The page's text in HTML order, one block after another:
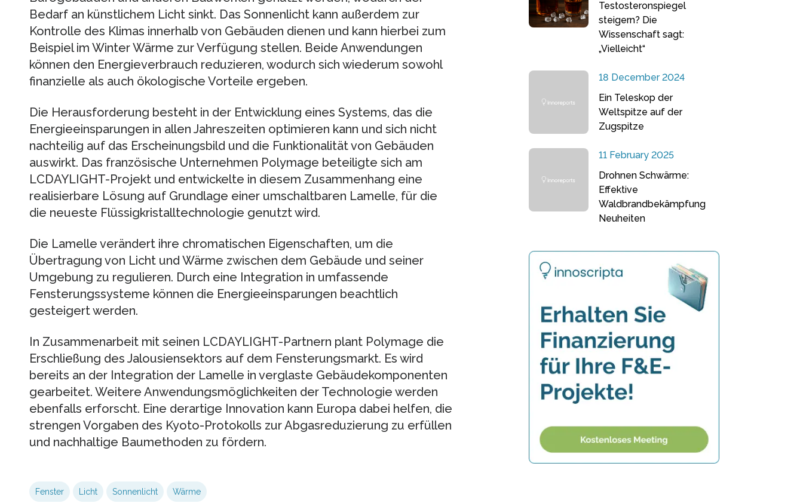
Bedarf an künstlichem Licht sinkt. Das Sonnenlicht kann außerdem zur
Kontrolle des Klimas innerhalb von Gebäuden dienen und kann hierbei zum
Beispiel im Winter Wärme zur Verfügung stellen. Beide Anwendungen
können den Energieverbrauch reduzieren, wodurch sich wiederum sowohl
finanzielle als auch ökologische Vorteile ergeben.
Die Herausforderung besteht in der Entwicklung eines Systems, das die
Energieeinsparungen in allen Jahreszeiten optimieren kann und sich nicht
nachteilig auf das Erscheinungsbild und die Funktionalität von Gebäuden
auswirkt. Das französische Unternehmen Polymage beteiligte sich am
LCDAYLIGHT-Projekt und entwickelte in diesem Zusammenhang eine
realisierbare Lösung auf Grundlage einer umschaltbaren Lamelle, für die
die neueste Flüssigkristalltechnologie genutzt wird.
Die Lamelle verändert ihre chromatischen Eigenschaften, um die
Übertragung von Licht und Wärme zwischen dem Gebäude und seiner
Umgebung zu regulieren. Durch eine Integration in umfassende
Fensterungssysteme können die Energieeinsparungen beachtlich
gesteigert werden.
In Zusammenarbeit mit seinen LCDAYLIGHT-Partnern plant Polymage die
Erschließung des Jalousiensektors auf dem Fensterungsmarkt. Es wird
bereits an der Integration der Lamelle in verglaste Gebäudekomponenten
gearbeitet. Weitere Anwendungsmöglichkeiten der Technologie werden
ebenfalls erforscht. Eine derartige Innovation kann Europa dabei helfen, die
strengen Vorgaben des Kyoto-Protokolls zur Abgasreduzierung zu erfüllen
und nachhaltige Baumethoden zu fördern.
Fenster Licht Sonnenlicht Wärme
Testosteronspiegel
steigern? Die
Wissenschaft sagt:
„Vielleicht“
18 December 2024
Ein Teleskop der
Weltspitze auf der
Zugspitze
11 February 2025
Drohnen Schwärme:
Effektive
Waldbrandbekämpfung
Neuheiten